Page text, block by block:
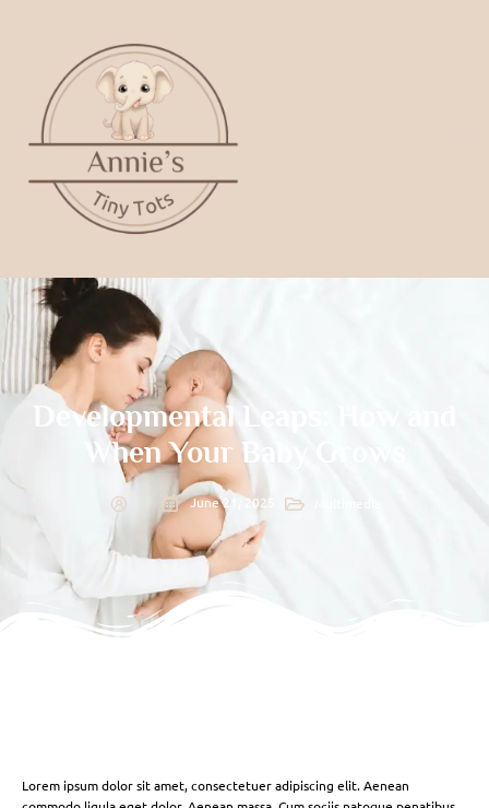
Developmental Leaps: How and
When Your Baby Grows
June 21, 2025
Lorem ipsum dolor sit amet, consectetuer adipiscing elit. Aenean